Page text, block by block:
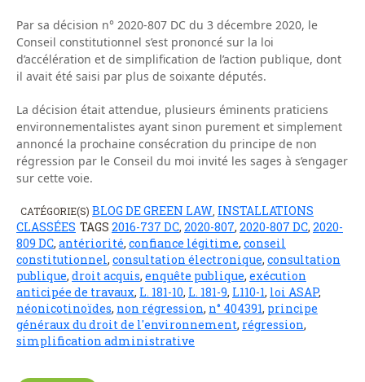
Par sa décision n° 2020-807 DC du 3 décembre 2020, le
Conseil constitutionnel s’est prononcé sur la loi
d’accélération et de simplification de l’action publique, dont
il avait été saisi par plus de soixante députés.
La décision était attendue, plusieurs éminents praticiens
environnementalistes ayant sinon purement et simplement
annoncé la prochaine consécration du principe de non
régression par le Conseil du moi invité les sages à s’engager
sur cette voie.
CATÉGORIE(S) BLOG DE GREEN LAW INSTALLATIONS
CLASSÉES TAGS 2016-737 DC, 2020-807, 2020-807 DC, 2020-
809 DC, antériorité, confiance légitime, conseil
constitutionnel, consultation électronique, consultation
publique, droit acquis, enquête publique, exécution
anticipée de travaux, L. 181-10, L. 181-9, L110-1, loi ASAP,
néonicotinoïdes, non régression, n° 404391, principe
généraux du droit de l'environnement, régression,
simplification administrative